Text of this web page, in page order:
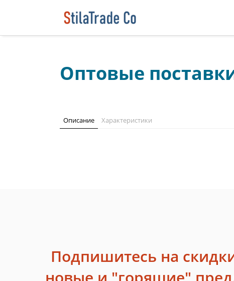
Оптовые
Описание Характеристики
Подпишитесь на